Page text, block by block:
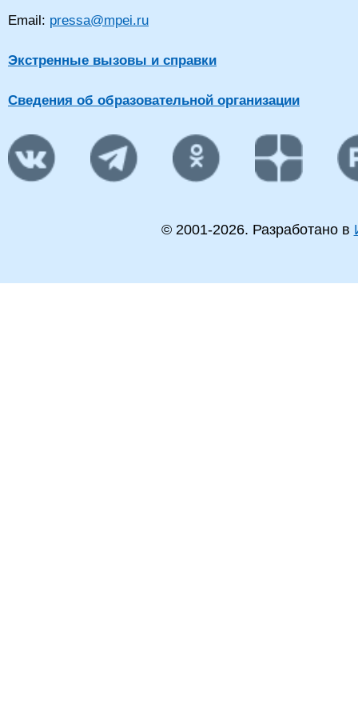
Email: pressa@mpei.ru
Экстренные вызовы и справки
Сведения об образовательной организации
© 2001-2026. Разработано в